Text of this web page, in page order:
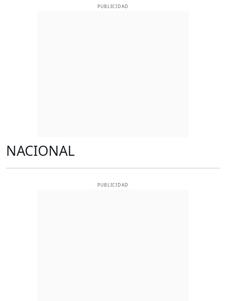
PUBLICIDAD
NACIONAL
PUBLICIDAD